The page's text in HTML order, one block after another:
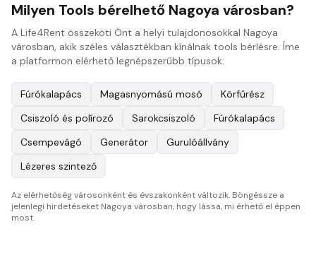
Milyen Tools bérelhető Nagoya városban?
A Life4Rent összeköti Önt a helyi tulajdonosokkal Nagoya
városban, akik széles választékban kínálnak tools bérlésre. Íme
a platformon elérhető legnépszerűbb típusok:
Fúrókalapács Magasnyomású mosó
Körfűrész
Csiszoló és polírozó
Sarokcsiszoló
Fúrókalapács
Csempevágó
Generátor
Gurulóállvány
Lézeres szintező
Az elérhetőség városonként és évszakonként változik. Böngéssze a
jelenlegi hirdetéseket Nagoya városban, hogy lássa, mi érhető el éppen
most.